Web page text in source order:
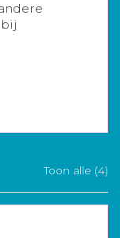
Toon alle (4)